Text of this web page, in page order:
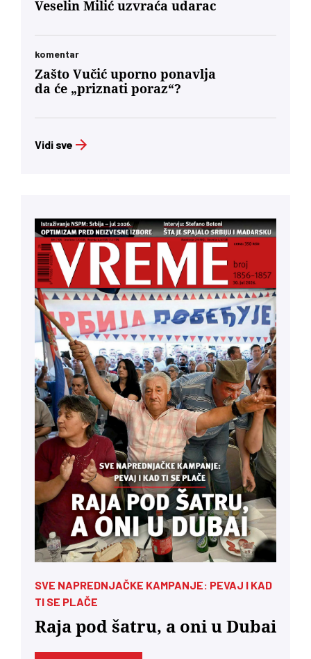
Veselin Milić uzvraća udarac
komentar
Zašto Vučić uporno ponavlja
da će „priznati poraz“?
Vidi sve
SVE NAPREDNJAČKE KAMPANJE: PEVAJ I KAD
TI SE PLAČE
Raja pod šatru, a oni u Dubai